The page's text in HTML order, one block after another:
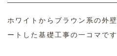
ホワイトからブラウン系の外
ートした基礎工事の一コマです